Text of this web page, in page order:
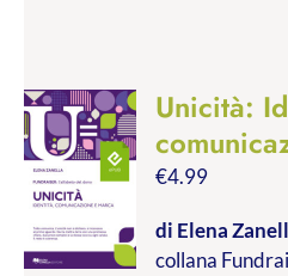
Unicità:
€4.99
di Elena
collana